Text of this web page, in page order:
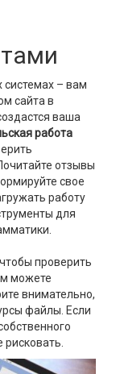
системах – вам
сайта в
ваша
работа
отзывы
свое
работу
для
проверить
можете
внимательно,
файлы. Если